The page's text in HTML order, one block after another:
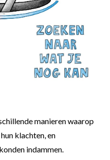
manieren waarop
klachten, en
indammen.